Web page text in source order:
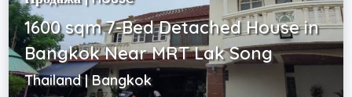
1600 sqm 7-Bed Detached House in
Bangkok Near MRT Lak Song
Thailand | Bangkok